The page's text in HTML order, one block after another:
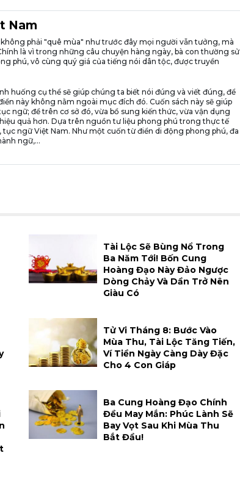
Nam
phải "quê mùa" như trước đây mọi người vẫn tưởng, mà
là vì trong những câu chuyện hàng ngày, bà con thường sử
phú, vô cùng quý giá của tiếng nói dân tộc, được truyền
huống cụ thể sẽ giúp chúng ta biết nói đúng và viết đúng, để
này không nằm ngoài mục đích đó. Cuốn sách này sẽ giúp
ngữ; để trên cơ sở đó, vừa bổ sung kiến thức, vừa vận dụng
quả hơn. Dựa trên nguồn tư liệu phong phú trong thực tế
ngữ Việt Nam. Như một cuốn từ điển di động phong phú, đa
ngữ,...
Tài Lộc Sẽ Bùng Nổ Trong
Ba Năm Tới! Bốn Cung
Hoàng Đạo Này Đảo Ngược
Dòng Chảy Và Dần Trở Nên
Giàu Có
Tử Vi Tháng 8: Bước Vào
Mùa Thu, Tài Lộc Tăng Tiến,
Ví Tiền Ngày Càng Dày Đặc
Cho 4 Con Giáp
Ba Cung Hoàng Đạo Chính
Đều May Mắn: Phúc Lành Sẽ
Bay Vọt Sau Khi Mùa Thu
Bắt Đầu!